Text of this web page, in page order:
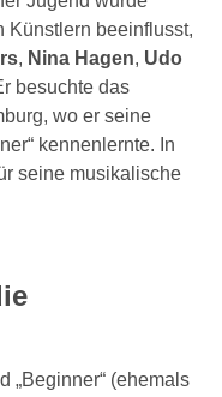
Künstlern beeinflusst,
, Nina Hagen, Udo
besuchte das
wo er seine
kennenlernte. In
seine musikalische
„Beginner“ (ehemals